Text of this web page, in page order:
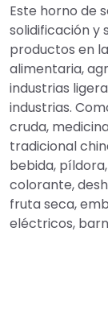
Este horno de
solidificación y
productos en
alimentaria,
industrias
industrias.
cruda,
tradicional
bebida,
colorante,
fruta seca,
eléctricos,